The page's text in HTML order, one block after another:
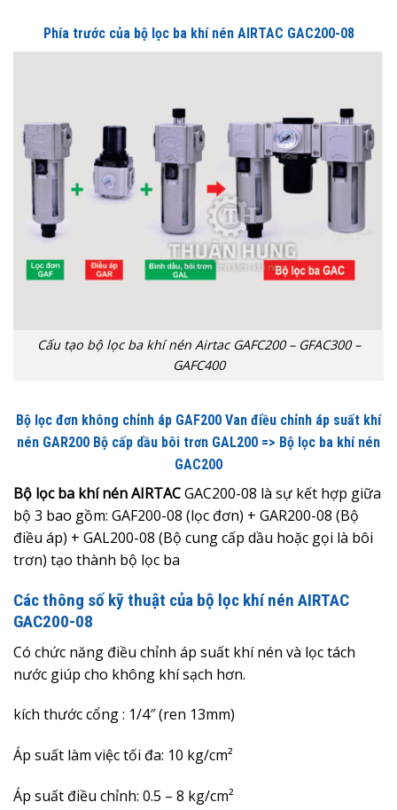
Phía trước của bộ lọc ba khí nén AIRTAC GAC200-08
Cấu tạo bộ lọc ba khí nén Airtac GAFC200 – GFAC300 –
GAFC400
Bộ lọc đơn không chỉnh áp GAF200 Van điều chỉnh áp suất khí
nén GAR200 Bộ cấp dầu bôi trơn GAL200 => Bộ lọc ba khí nén
GAC200
Bộ lọc ba khí nén AIRTACGAC200-08 là sự kết hợp giữa
bộ 3 bao gồm: GAF200-08 (lọc đơn) + GAR200-08 (Bộ
điều áp) + GAL200-08 (Bộ cung cấp dầu hoặc gọi là bôi
trơn) tạo thành bộ lọc ba
Các thông số kỹ thuật của bộ lọc khí nén AIRTAC
GAC200-08
Có chức năng điều chỉnh áp suất khí nén và lọc tách
nước giúp cho không khí sạch hơn.
kích thước cổng : 1/4″ (ren 13mm)
Áp suất làm việc tối đa: 10 kg/cm²
Áp suất điều chỉnh: 0.5 – 8 kg/cm²